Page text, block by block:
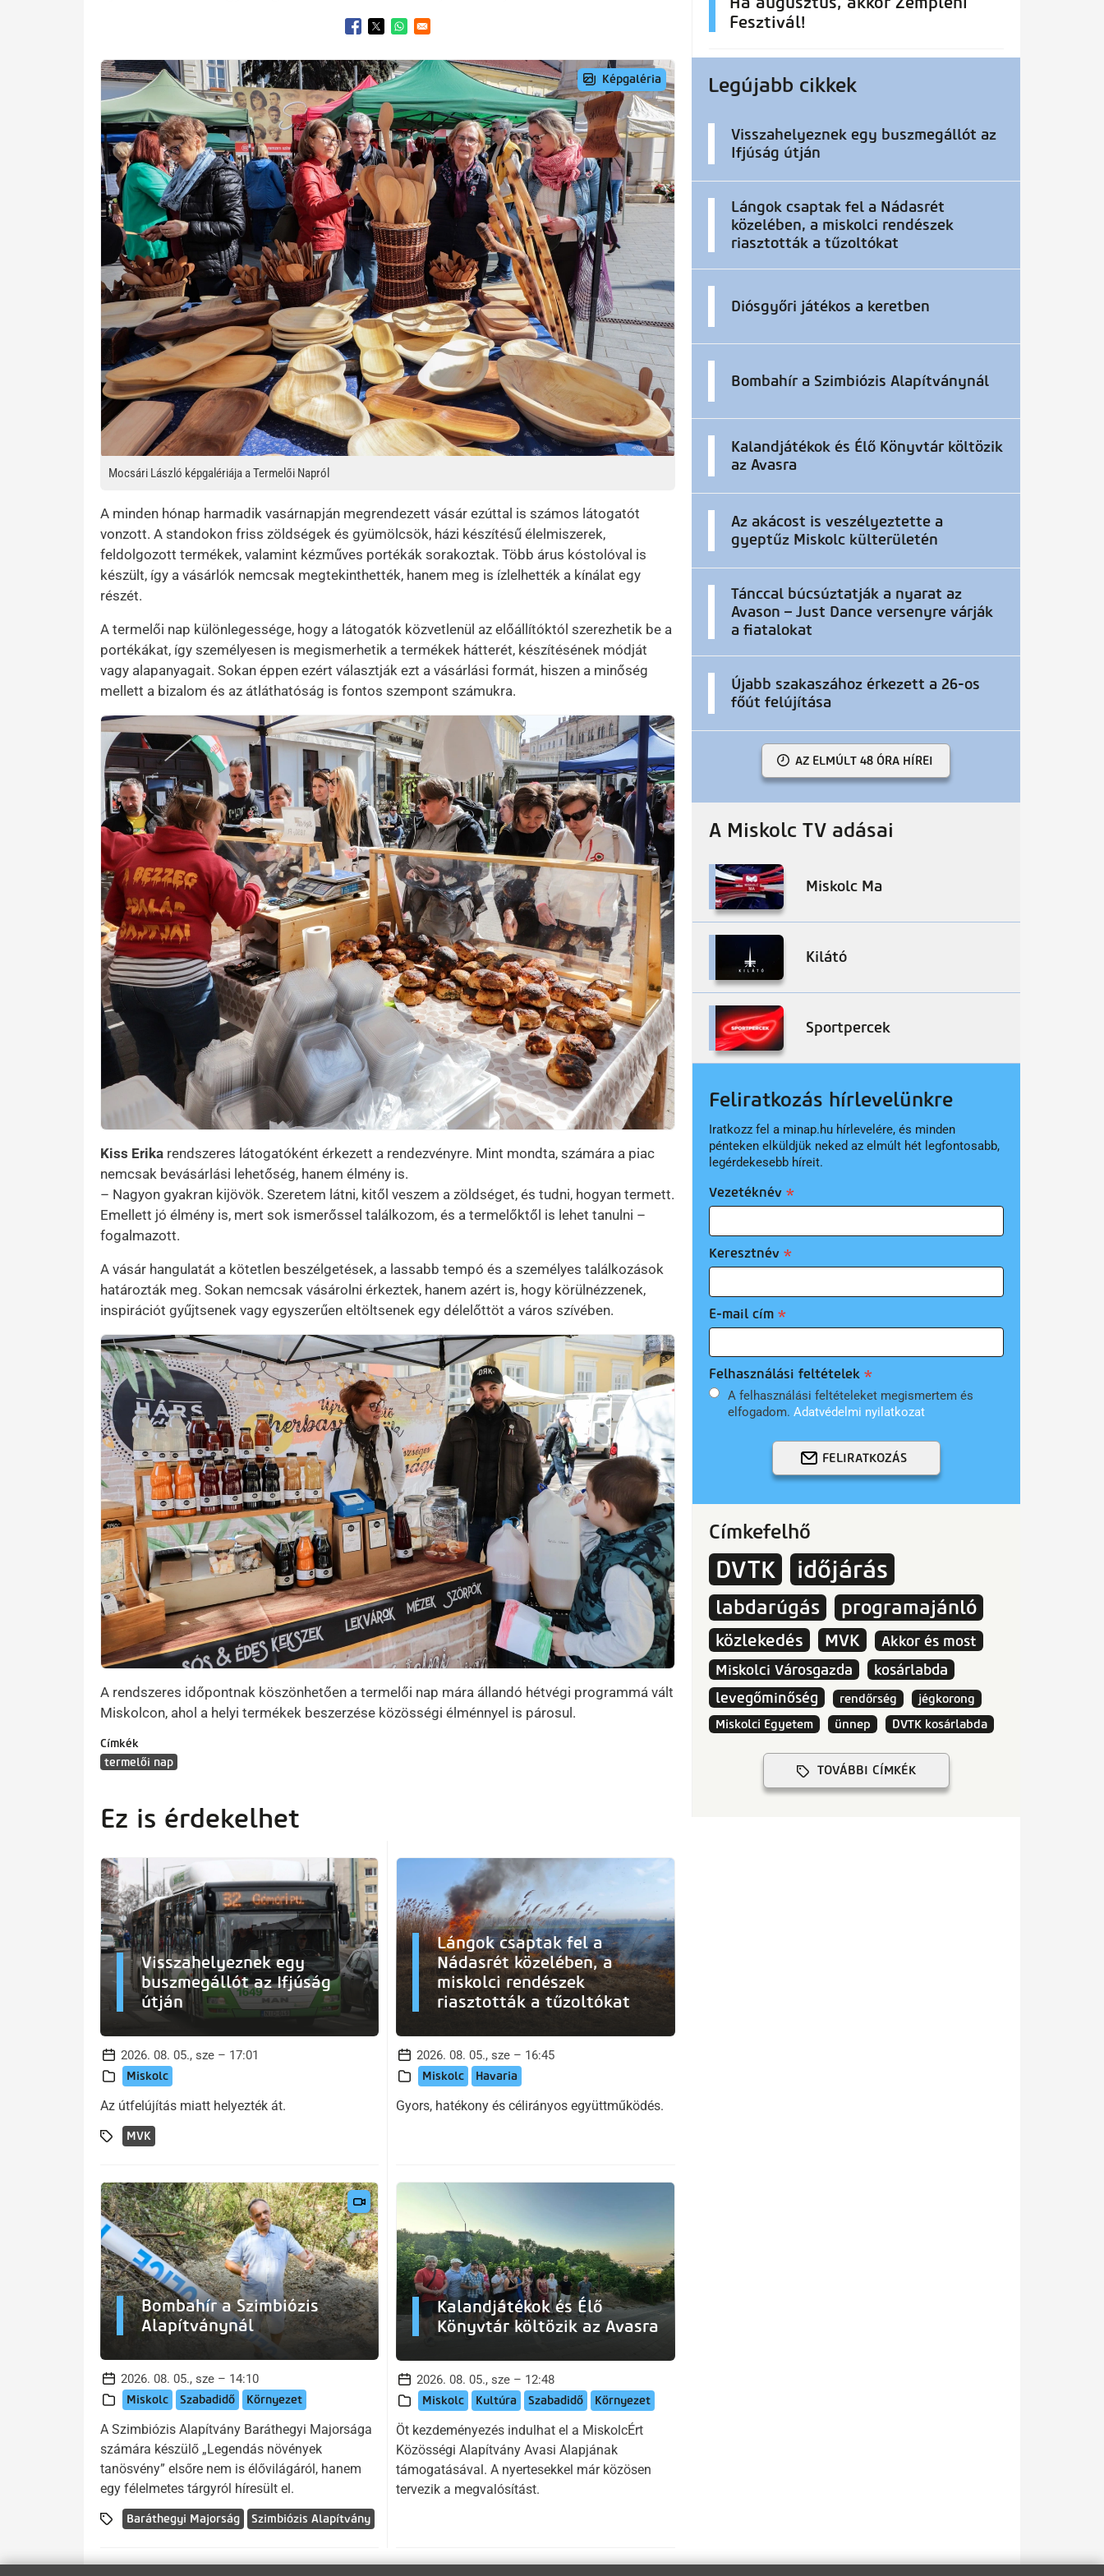
Opens in a new window
Opens in a new window
Opens in a new window
Preview Image
Mocsári László képgalériája a Termelői Napról
A minden hónap harmadik vasárnapján megrendezett vásár ezúttal is számos látogatót
vonzott. A standokon friss zöldségek és gyümölcsök, házi készítésű élelmiszerek,
feldolgozott termékek, valamint kézműves portékák sorakoztak. Több árus kóstolóval is
készült, így a vásárlók nemcsak megtekinthették, hanem meg is ízlelhették a kínálat egy
részét.
A termelői nap különlegessége, hogy a látogatók közvetlenül az előállítóktól szerezhetik be a
portékákat, így személyesen is megismerhetik a termékek hátterét, készítésének módját
vagy alapanyagait. Sokan éppen ezért választják ezt a vásárlási formát, hiszen a minőség
mellett a bizalom és az átláthatóság is fontos szempont számukra.
Kép
Kiss Erika rendszeres látogatóként érkezett a rendezvényre. Mint mondta, számára a piac
nemcsak bevásárlási lehetőség, hanem élmény is.
– Nagyon gyakran kijövök. Szeretem látni, kitől veszem a zöldséget, és tudni, hogyan termett.
Emellett jó élmény is, mert sok ismerőssel találkozom, és a termelőktől is lehet tanulni –
fogalmazott.
A vásár hangulatát a kötetlen beszélgetések, a lassabb tempó és a személyes találkozások
határozták meg. Sokan nemcsak vásárolni érkeztek, hanem azért is, hogy körülnézzenek,
inspirációt gyűjtsenek vagy egyszerűen eltöltsenek egy délelőttöt a város szívében.
Kép
A rendszeres időpontnak köszönhetően a termelői nap mára állandó hétvégi programmá vált
Miskolcon, ahol a helyi termékek beszerzése közösségi élménnyel is párosul.
Címkék
termelői nap
Ez is érdekelhet
Visszahelyeznek egy
buszmegállót az Ifjúság
útján
2026. 08. 05., sze – 17:01
Miskolc
Az útfelújítás miatt helyezték át.
MVK
Lángok csaptak fel a
Nádasrét közelében, a
miskolci rendészek
riasztották a tűzoltókat
2026. 08. 05., sze – 16:45
Miskolc Havaria
Gyors, hatékony és célirányos együttműködés.
Bombahír a Szimbiózis
Alapítványnál
2026. 08. 05., sze – 14:10
Miskolc Szabadidő Környezet
A Szimbiózis Alapítvány Baráthegyi Majorsága
számára készülő „Legendás növények
tanösvény” elsőre nem is élővilágáról, hanem
egy félelmetes tárgyról híresült el.
Baráthegyi Majorság Szimbiózis Alapítvány
Kalandjátékok és Élő
Könyvtár költözik az Avasra
2026. 08. 05., sze – 12:48
Miskolc Kultúra Szabadidő Környezet
Öt kezdeményezés indulhat el a MiskolcÉrt
Közösségi Alapítvány Avasi Alapjának
támogatásával. A nyertesekkel már közösen
tervezik a megvalósítást.
Fesztivál!
Legújabb cikkek
Visszahelyeznek egy buszmegállót az
Ifjúság útján
Lángok csaptak fel a Nádasrét
közelében, a miskolci rendészek
riasztották a tűzoltókat
Diósgyőri játékos a keretben
Bombahír a Szimbiózis Alapítványnál
Kalandjátékok és Élő Könyvtár költözik
az Avasra
Az akácost is veszélyeztette a
gyeptűz Miskolc külterületén
Tánccal búcsúztatják a nyarat az
Avason – Just Dance versenyre várják
a fiatalokat
Újabb szakaszához érkezett a 26-os
főút felújítása
AZ ELMÚLT 48 ÓRA HÍREI
A Miskolc TV adásai
Miskolc Ma
Kilátó
Sportpercek
Feliratkozás hírlevelünkre
Iratkozz fel a minap.hu hírlevelére, és minden
pénteken elküldjük neked az elmúlt hét legfontosabb,
legérdekesebb híreit.
Vezetéknév
Keresztnév
E-mail cím
Felhasználási feltételek
A felhasználási feltételeket megismertem és
elfogadom. Adatvédelmi nyilatkozat
FELIRATKOZÁS
Címkefelhő
DVTK időjárás
labdarúgás programajánló
közlekedés MVK
Akkor és most
Miskolci Városgazda
kosárlabda
levegőminőség
rendőrség
jégkorong
Miskolci Egyetem
ünnep DVTK kosárlabda
TOVÁBBI CÍMKÉK